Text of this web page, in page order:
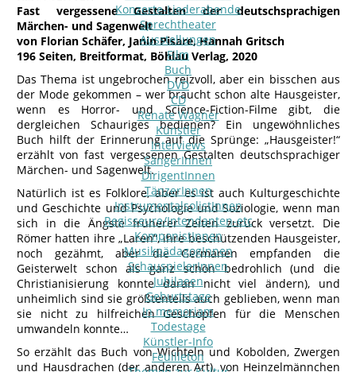
Konzerte-Liederabende
Sprechtheater
Ausstellungen
Film
Buch
DVD
CD
Renate Wagner
Künstler
Interviews
SängerInnen
DirigentInnen
TänzerInnen
InstrumentalsolistInnen
Regisseure/Intendanten-etc
KomponistInnen
MusikpädagogInnen
SchauspielerInnen
Jubilaeen
Geburtstage
In memoriam
Todestage
Künstler-Info
Feuilleton
Fast vergessene Gestalten der deutschsprachigen
Märchen- und Sagenwelt
von Florian Schäfer, Janin Pisare, Hannah Gritsch
196 Seiten, Breitformat, Böhlau Verlag, 2020
Das Thema ist ungebrochen reizvoll, aber ein bisschen aus
der Mode gekommen – wer braucht schon alte Hausgeister,
wenn es Horror- und Science-Fiction-Filme gibt, die
dergleichen Schauriges bedienen? Ein ungewöhnliches
Buch hilft der Erinnerung auf die Sprünge: „Hausgeister!“
erzählt von fast vergessenen Gestalten deutschsprachiger
Märchen- und Sagenwelt.
Natürlich ist es Folklore, aber es ist auch Kulturgeschichte
und Geschichte und Psychologie und Soziologie, wenn man
sich in die Ängste früherer Zeiten zurück versetzt. Die
Römer hatten ihre „Laren“, ihre beschützenden Hausgeister,
noch gezähmt, aber die Germanen empfanden die
Geisterwelt schon als ganz schön bedrohlich (und die
Christianisierung konnte daran nicht viel ändern), und
unheimlich sind sie größtenteils auch geblieben, wenn man
sie nicht zu hilfreichen Geschöpfen für die Menschen
umwandeln konnte…
So erzählt das Buch von Wichteln und Kobolden, Zwergen
und Hausdrachen (der anderen Art), von Heinzelmännchen